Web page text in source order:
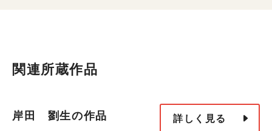
関連所蔵作品
岸田 劉生の作品 詳しく見る